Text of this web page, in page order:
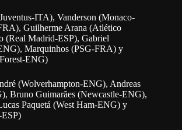
ITA), Vanderson (Monaco-
Guilherme Arana (Atlético
(Real Madrid-ESP), Gabriel
Marquinhos (PSG-FRA) y
ENG)
(Wolverhampton-ENG), Andreas
Bruno Guimarães (Newcastle-ENG),
Paquetá (West Ham-ENG) y